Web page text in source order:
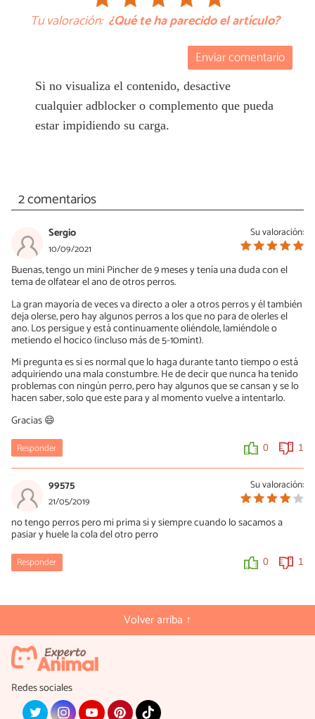
Tu valoración: ¿Qué te ha parecido el artículo?
Enviar comentario
Si no visualiza el contenido, desactive
cualquier adblocker o complemento que pueda
estar impidiendo su carga.
2 comentarios
Su valoración:
Sergio
10/09/2021
Buenas, tengo un mini Pincher de 9 meses y tenía una duda con el
tema de olfatear el ano de otros perros.
La gran mayoría de veces va directo a oler a otros perros y él también
deja olerse, pero hay algunos perros a los que no para de olerles el
ano. Los persigue y está continuamente oliéndole, lamiéndole o
metiendo el hocico (incluso más de 5-10mint).
Mi pregunta es si es normal que lo haga durante tanto tiempo o está
adquiriendo una mala constumbre. He de decir que nunca ha tenido
problemas con ningún perro, pero hay algunos que se cansan y se lo
hacen saber, solo que este para y al momento vuelve a intentarlo.
Gracias 😄
Responder 0 1
Su valoración:
99575
21/05/2019
no tengo perros pero mi prima si y siempre cuando lo sacamos a
pasiar y huele la cola del otro perro
Responder 0 1
Volver arriba ↑
Redes sociales